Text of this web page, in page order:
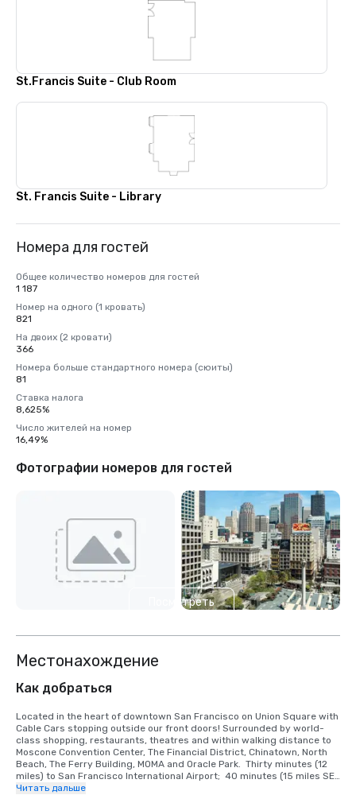
St.Francis Suite - Club Room
St. Francis Suite - Library
Номера для гостей
Общее количество номеров для гостей
1 187
Номер на одного (1 кровать)
821
На двоих (2 кровати)
366
Номера больше стандартного номера (сюиты)
81
Ставка налога
8,625%
Число жителей на номер
16,49%
Фотографии номеров для гостей
Посмотреть
Местонахождение
Как добраться
Located in the heart of downtown San Francisco on Union Square with
Cable Cars stopping outside our front doors! Surrounded by world-
class shopping, restaurants, theatres and within walking distance to
Moscone Convention Center, The Financial District, Chinatown, North
Beach, The Ferry Building, MOMA and Oracle Park.  Thirty minutes (12
miles) to San Francisco International Airport;  40 minutes (15 miles SE)
to Oakland International Airport.
Читать дальше